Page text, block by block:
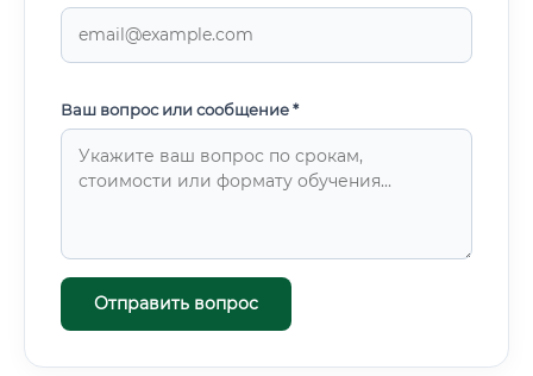
Ваш вопрос или сообщение *
Отправить вопрос